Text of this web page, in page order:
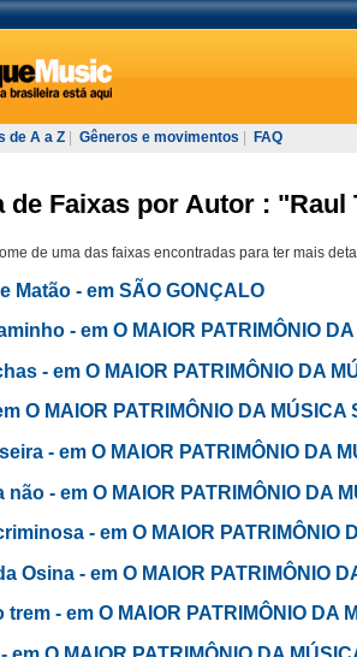
de A a Z Gêneros e movimentos FAQ
de Faixas por Autor : "Raul
de uma das faixas encontradas para ter mais
Matão - em SÃO GONÇALO
- em O MAIOR PATRIMÔNIO
- em O MAIOR PATRIMÔNIO DA
O MAIOR PATRIMÔNIO DA MÚSICA
- em O MAIOR PATRIMÔNIO DA
não - em O MAIOR PATRIMÔNIO DA
- em O MAIOR PATRIMÔNIO
Osina - em O MAIOR PATRIMÔNIO
trem - em O MAIOR PATRIMÔNIO DA